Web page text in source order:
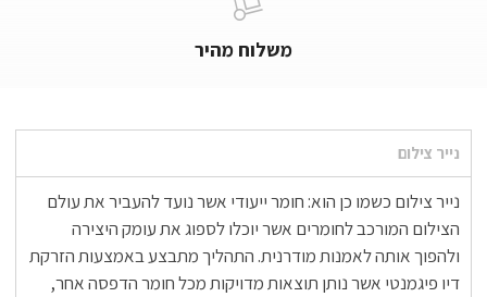
משלוח מהיר
נייר צילום
נייר צילום כשמו כן הוא: חומר ייעודי אשר נועד להעביר את עולם
הצילום המורכב לחומרים אשר יוכלו לספוג את עומק היצירה
ולהפוך אותה לאמנות מודרנית. התהליך מתבצע באמצעות הזרקת
דיו פיגמנטי אשר נותן תוצאות מדויקות מכל חומר הדפסה אחר,